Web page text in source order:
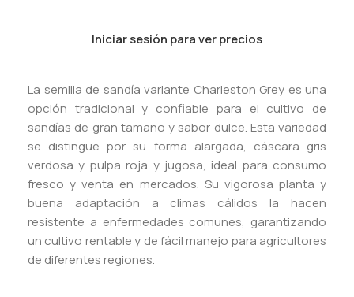
Iniciar sesión para ver precios
La semilla de sandía variante Charleston Grey es una
opción tradicional y confiable para el cultivo de
sandías de gran tamaño y sabor dulce. Esta variedad
se distingue por su forma alargada, cáscara gris
verdosa y pulpa roja y jugosa, ideal para consumo
fresco y venta en mercados. Su vigorosa planta y
buena adaptación a climas cálidos la hacen
resistente a enfermedades comunes, garantizando
un cultivo rentable y de fácil manejo para agricultores
de diferentes regiones.